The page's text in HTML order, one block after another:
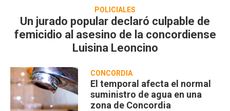
POLICIALES
Un jurado popular declaró culpable de
femicidio al asesino de la concordiense
Luisina Leoncino
CONCORDIA
El temporal afecta el normal
suministro de agua en una
zona de Concordia